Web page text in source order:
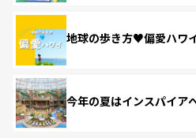
地球の歩き方♥偏愛ハワ
今年の夏はインスパイア